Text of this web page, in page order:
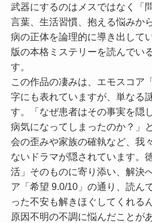
武器にするのはメスではなく「
言葉、生活習慣、抱える悩みか
病の正体を論理的に導き出して
版の本格ミステリーを読んでい
す。
この作品の凄みは、
エモスコア
字にも表れていますが、単なる
す。「なぜ患者はその事実を隠
病気になってしまったのか？」
会の歪みや家族の確執など、我
ないドラマが隠されています。
活」そのものに寄り添い、解決
ア「希望 9.0/10」 の通り、読ん
った不安も解きほぐしてくれる
原因不明の不調に悩んだことが